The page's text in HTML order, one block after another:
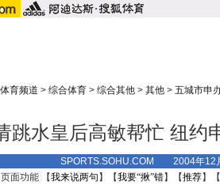
体育频道 > 综合体育 > 综合其他 > 其他 > 五城市申
跳水皇后高敏帮忙 纽约
SPORTS.SOHU.COM 2004年12
页面功能 【我来说两句 】【我要“揪”错】【推荐】